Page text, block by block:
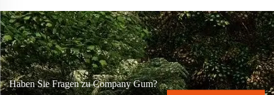
Haben Sie Fragen zu Company Gum?